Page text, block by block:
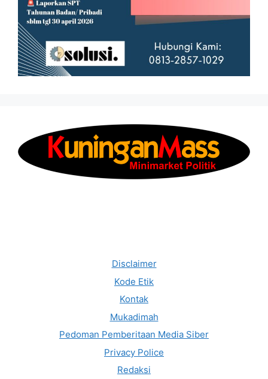
Disclaimer
Kode Etik
Kontak
Mukadimah
Pedoman Pemberitaan Media Siber
Privacy Police
Redaksi